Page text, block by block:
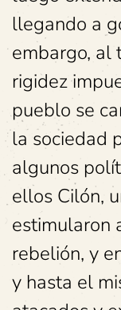
llegando a
embargo, al
rigidez
pueblo se
la sociedad
algunos
ellos Cilón,
estimularon
rebelión, y
y hasta el